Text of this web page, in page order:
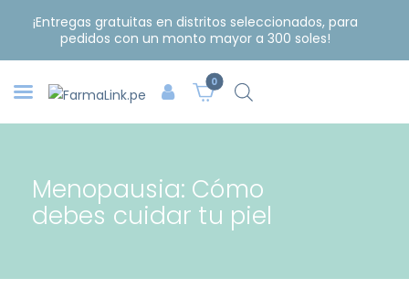
¡Entregas gratuitas en distritos seleccionados, para
pedidos con un monto mayor a 300 soles!
0
Menopausia: Cómo
debes cuidar tu piel